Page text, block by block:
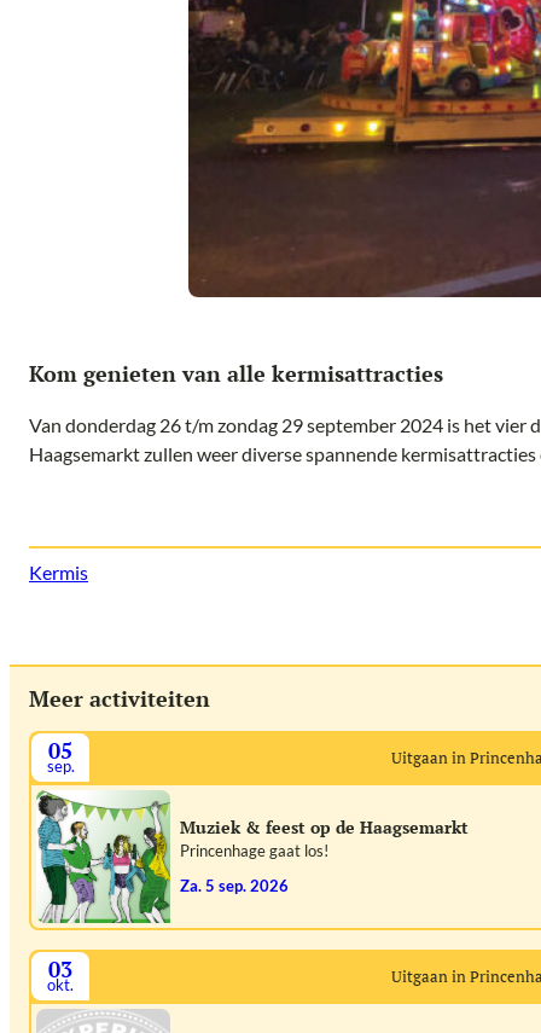
Kom genieten van alle kermisattracties
Van donderdag 26 t/m zondag 29 september 2024 is het vier
Haagsemarkt zullen weer diverse spannende
Kermis
Meer activiteiten
05
sep. Uitgaan in
Muziek & feest op de Haagsemarkt
Princenhage gaat los!
za. 5 sep. 2026
03
okt. Uitgaan in